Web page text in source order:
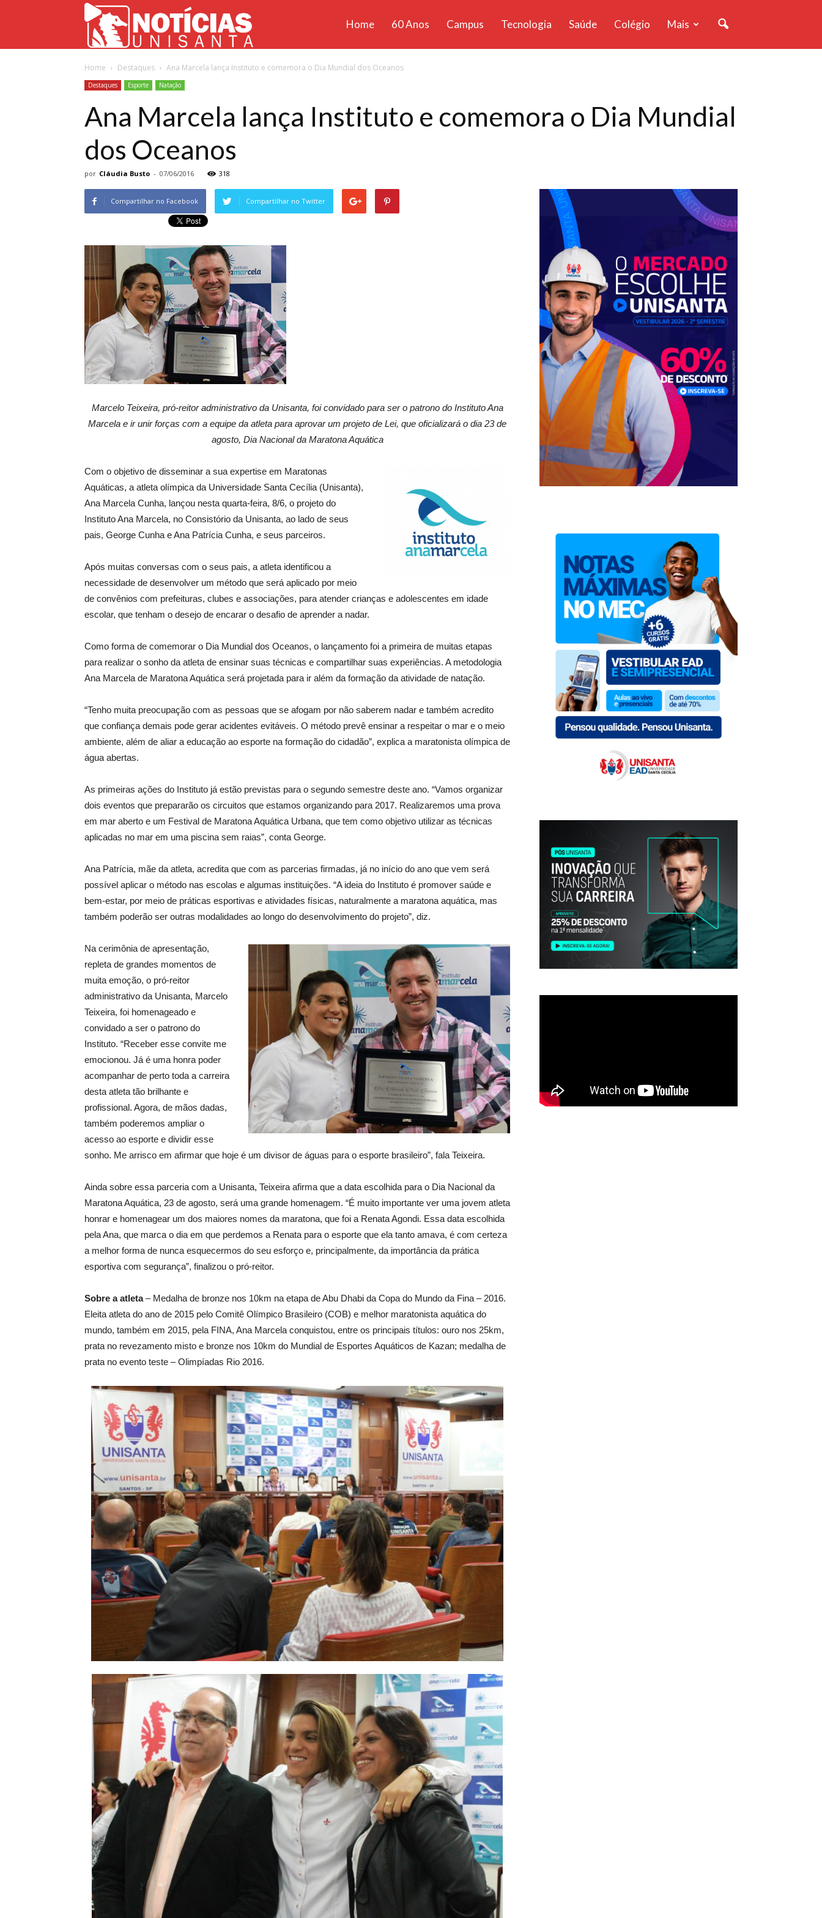
Unisanta
Home 60 Anos Campus Tecnologia Saúde Colégio Mais
Home Destaques Ana Marcela lança Instituto e comemora o Dia Mundial dos Oceanos
Destaques Esporte Natação
Ana Marcela lança Instituto e comemora o Dia Mundial
dos Oceanos
por Cláudia Busto - 07/06/2016 318
Compartilhar no Facebook Compartilhar no Twitter
Marcelo Teixeira, pró-reitor administrativo da Unisanta, foi convidado para ser o patrono do Instituto Ana
Marcela e ir unir forças com a equipe da atleta para aprovar um projeto de Lei, que oficializará o dia 23 de
agosto, Dia Nacional da Maratona Aquática
Com o objetivo de disseminar a sua expertise em Maratonas
Aquáticas, a atleta olímpica da Universidade Santa Cecília (Unisanta),
Ana Marcela Cunha, lançou nesta quarta-feira, 8/6, o projeto do
Instituto Ana Marcela, no Consistório da Unisanta, ao lado de seus
pais, George Cunha e Ana Patrícia Cunha, e seus parceiros.
Após muitas conversas com o seus pais, a atleta identificou a
necessidade de desenvolver um método que será aplicado por meio
de convênios com prefeituras, clubes e associações, para atender crianças e adolescentes em idade
escolar, que tenham o desejo de encarar o desafio de aprender a nadar.
Como forma de comemorar o Dia Mundial dos Oceanos, o lançamento foi a primeira de muitas etapas
para realizar o sonho da atleta de ensinar suas técnicas e compartilhar suas experiências. A metodologia
Ana Marcela de Maratona Aquática será projetada para ir além da formação da atividade de natação.
“Tenho muita preocupação com as pessoas que se afogam por não saberem nadar e também acredito
que confiança demais pode gerar acidentes evitáveis. O método prevê ensinar a respeitar o mar e o meio
ambiente, além de aliar a educação ao esporte na formação do cidadão”, explica a maratonista olímpica de
água abertas.
As primeiras ações do Instituto já estão previstas para o segundo semestre deste ano. “Vamos organizar
dois eventos que prepararão os circuitos que estamos organizando para 2017. Realizaremos uma prova
em mar aberto e um Festival de Maratona Aquática Urbana, que tem como objetivo utilizar as técnicas
aplicadas no mar em uma piscina sem raias”, conta George.
Ana Patrícia, mãe da atleta, acredita que com as parcerias firmadas, já no início do ano que vem será
possível aplicar o método nas escolas e algumas instituições. “A ideia do Instituto é promover saúde e
bem-estar, por meio de práticas esportivas e atividades físicas, naturalmente a maratona aquática, mas
também poderão ser outras modalidades ao longo do desenvolvimento do projeto”, diz.
Na cerimônia de apresentação,
repleta de grandes momentos de
muita emoção, o pró-reitor
administrativo da Unisanta, Marcelo
Teixeira, foi homenageado e
convidado a ser o patrono do
Instituto. “Receber esse convite me
emocionou. Já é uma honra poder
acompanhar de perto toda a carreira
desta atleta tão brilhante e
profissional. Agora, de mãos dadas,
também poderemos ampliar o
acesso ao esporte e dividir esse
sonho. Me arrisco em afirmar que hoje é um divisor de águas para o esporte brasileiro”, fala Teixeira.
Ainda sobre essa parceria com a Unisanta, Teixeira afirma que a data escolhida para o Dia Nacional da
Maratona Aquática, 23 de agosto, será uma grande homenagem. “É muito importante ver uma jovem atleta
honrar e homenagear um dos maiores nomes da maratona, que foi a Renata Agondi. Essa data escolhida
pela Ana, que marca o dia em que perdemos a Renata para o esporte que ela tanto amava, é com certeza
a melhor forma de nunca esquecermos do seu esforço e, principalmente, da importância da prática
esportiva com segurança”, finalizou o pró-reitor.
Sobre a atleta– Medalha de bronze nos 10km na etapa de Abu Dhabi da Copa do Mundo da Fina – 2016.
Eleita atleta do ano de 2015 pelo Comitê Olímpico Brasileiro (COB) e melhor maratonista aquática do
mundo, também em 2015, pela FINA, Ana Marcela conquistou, entre os principais títulos: ouro nos 25km,
prata no revezamento misto e bronze nos 10km do Mundial de Esportes Aquáticos de Kazan; medalha de
prata no evento teste – Olimpíadas Rio 2016.